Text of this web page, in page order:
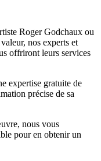
Roger Godchaux ou
nos experts et
offriront leurs services
expertise gratuite de
précise de sa
nous vous
pour en obtenir un